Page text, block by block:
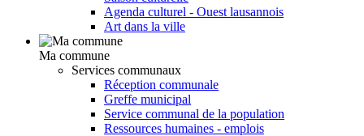
Agenda culturel - Ouest lausannois
Art dans la ville
Ma commune
Services communaux
Réception communale
Greffe municipal
Service communal de la population
Ressources humaines - emplois